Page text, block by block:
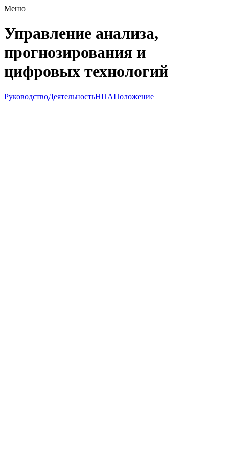
Меню
Управление анализа,
прогнозирования и
цифровых технологий
РуководствоДеятельностьНПАПоложение